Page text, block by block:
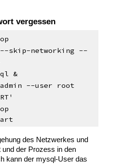
vergessen
--skip-networking --
&
--user root
des Netzwerkes und
der Prozess in den
kann der mysql-User das